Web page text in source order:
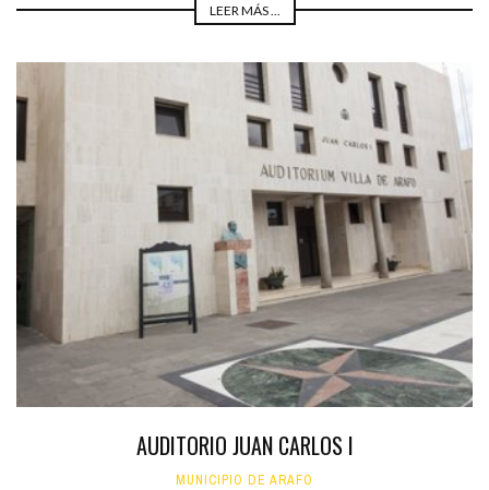
LEER MÁS ...
AUDITORIO JUAN CARLOS I
MUNICIPIO DE ARAFO